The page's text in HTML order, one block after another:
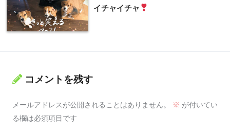
イチャイチャ
コメントを残す
メールアドレスが公開されることはありません。 ※ が付いてい
る欄は必須項目です